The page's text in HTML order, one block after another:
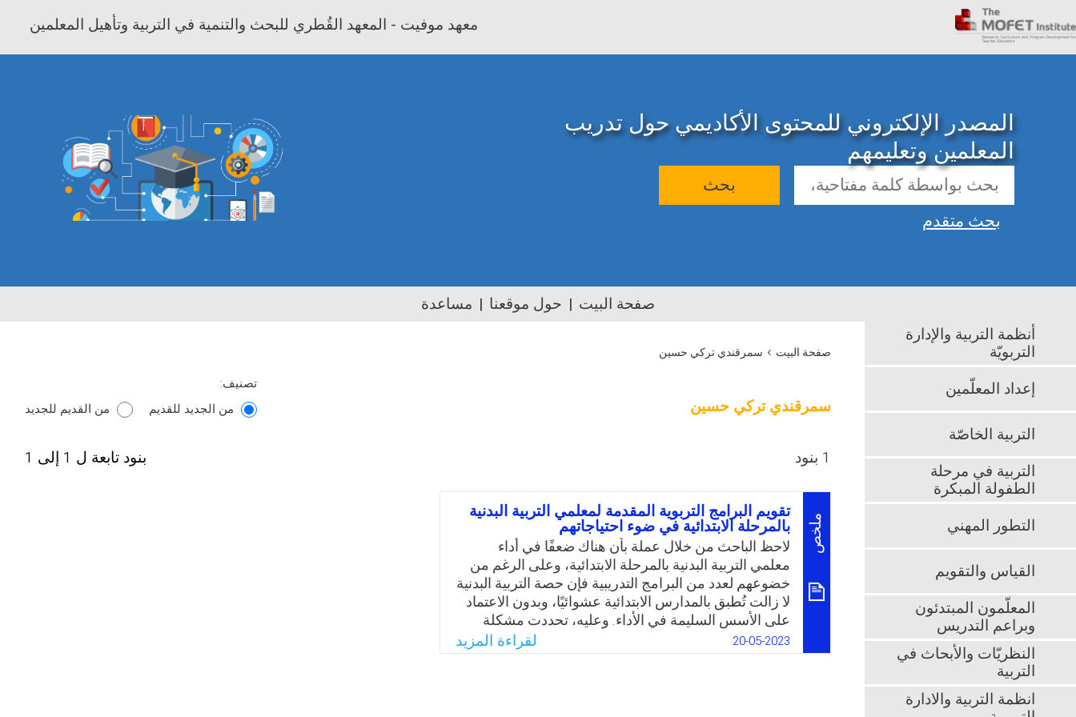
معهد موفيت - المعهد القُطري للبحث والتنمية في التربية وتأهيل المعلمين
المصدر الإلكتروني للمحتوى الأكاديمي حول تدريب
المعلمين وتعليمهم
بحث
بحث متقدم
صفحة البيت حول موقعنا مساعدة
صفحة البيت › سمرقندي تركي حسين
سمرقندي تركي حسين
تصنيف:
من الجديد للقديم
من القديم للجديد
1 بنود بنود تابعة ل 1 إلى 1
ملخص
تقويم البرامج التربوية المقدمة لمعلمي التربية البدنية
بالمرحلة الابتدائية في ضوء احتياجاتهم
لاحظ الباحث من خلال عملة بأن هناك ضعفًا في أداء
معلمي التربية البدنية بالمرحلة الابتدائية، وعلى الرغم من
خضوعهم لعدد من البرامج التدريبية فإن حصة التربية البدنية
لا زالت تُطبق بالمدارس الابتدائية عشوائيًا، وبدون الاعتماد
على الأسس السليمة في الأداء. وعليه، تحددت مشكلة
الدراسة في الحاجة إلى رفع مستويات معلمي التربية
البدنية بالمرحلة الابتدائية من الناحية التربوية والمهنية،
20-05-2023 لقراءة المزيد
أنظمة التربية والإدارة
التربويّة
إعداد المعلّمين
التربية الخاصّة
التربية في مرحلة
الطفولة المبكرة
التطور المهني
القياس والتقويم
المعلّمون المبتدئون
وبراعم التدريس
النظريّات والأبحاث في
التربية
انظمة التربية والادارة